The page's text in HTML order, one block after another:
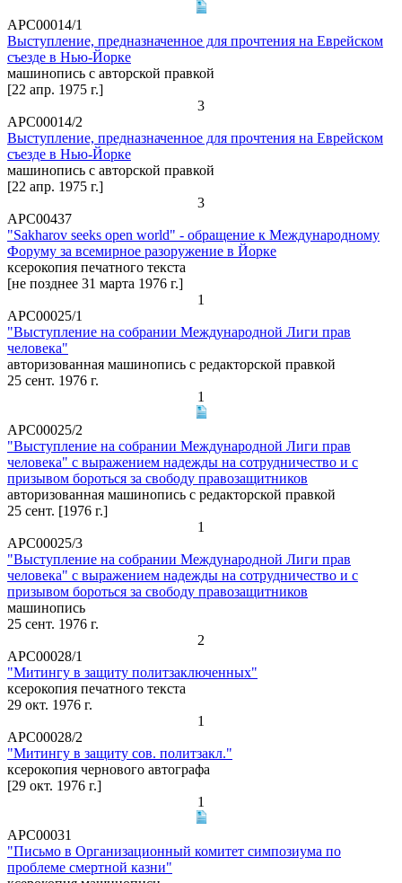
АРС00014/1
Выступление, предназначенное для прочтения на Еврейском
съезде в Нью-Йорке
машинопись с авторской правкой
[22 апр. 1975 г.]
3
АРС00014/2
Выступление, предназначенное для прочтения на Еврейском
съезде в Нью-Йорке
машинопись с авторской правкой
[22 апр. 1975 г.]
3
АРС00437
"Sakharov seeks open world" - обращение к Международному
Форуму за всемирное разоружение в Йорке
ксерокопия печатного текста
[не позднее 31 марта 1976 г.]
1
АРС00025/1
"Выступление на собрании Международной Лиги прав
человека"
авторизованная машинопись с редакторской правкой
25 сент. 1976 г.
1
АРС00025/2
"Выступление на собрании Международной Лиги прав
человека" с выражением надежды на сотрудничество и с
призывом бороться за свободу правозащитников
авторизованная машинопись с редакторской правкой
25 сент. [1976 г.]
1
АРС00025/3
"Выступление на собрании Международной Лиги прав
человека" с выражением надежды на сотрудничество и с
призывом бороться за свободу правозащитников
машинопись
25 сент. 1976 г.
2
АРС00028/1
"Митингу в защиту политзаключенных"
ксерокопия печатного текста
29 окт. 1976 г.
1
АРС00028/2
"Митингу в защиту сов. политзакл."
ксерокопия чернового автографа
[29 окт. 1976 г.]
1
АРС00031
"Письмо в Организационный комитет симпозиума по
проблеме смертной казни"